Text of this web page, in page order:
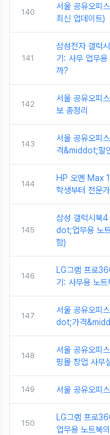
140
서울 공유오피
최신 업데이트)
141
삼성전자 갤럭
기: 사무 업무
까?
142
서울 공유오피
보 총정리
143
서울 공유오피
격&middot;할
144
HP 오멘 Max
학생부터 전문
145
삼성 갤럭시북
dot;업무용 노
함)
146
LG그램 프로
기: 사무용 노
147
서울 공유오피
dot;가격
148
서울 공유오피
핑몰 창업 사무
149 서울 공유오피
150
LG그램 프로
업무용 노트북